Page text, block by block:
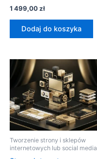
1 499,00zł
Dodaj do koszyka
Tworzenie strony i sklepów
internetowych lub social media